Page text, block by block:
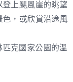
登上颶風崖的眺望
色，或欣賞沿途風
克國家公園的溫